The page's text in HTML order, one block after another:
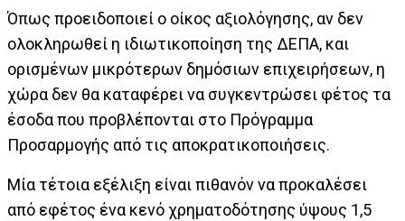
Όπως προειδοποιεί ο οίκος αξιολόγησης, αν δεν
ολοκληρωθεί η ιδιωτικοποίηση της ΔΕΠΑ, και
ορισμένων μικρότερων δημόσιων επιχειρήσεων, η
χώρα δεν θα καταφέρει να συγκεντρώσει φέτος τα
έσοδα που προβλέπονται στο Πρόγραμμα
Προσαρμογής από τις αποκρατικοποιήσεις.
Μία τέτοια εξέλιξη είναι πιθανόν να προκαλέσει
από εφέτος ένα κενό χρηματοδότησης ύψους 1,5